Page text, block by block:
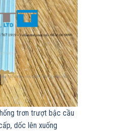
trơn trượt bậc cầu
dốc lên xuống